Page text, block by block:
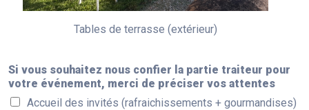
Tables de terrasse (extérieur)
Si vous souhaitez nous confier la partie traiteur pour
votre événement, merci de préciser vos attentes
Accueil des invités (rafraichissements + gourmandises)